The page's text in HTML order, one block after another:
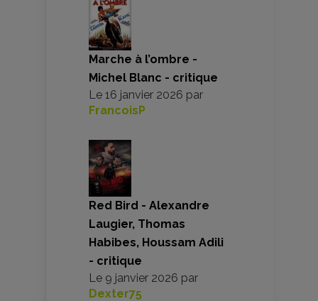
Marche à l’ombre -
Michel Blanc - critique
Le 16 janvier 2026 par
FrancoisP
Red Bird - Alexandre
Laugier, Thomas
Habibes, Houssam Adili
- critique
Le 9 janvier 2026 par
Dexter75